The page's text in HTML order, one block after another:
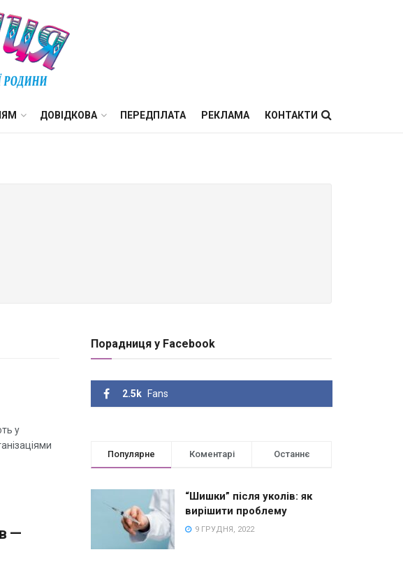
ДОВІДКОВА ПЕРЕДПЛАТА РЕКЛАМА КОНТАКТИ
у
—
Порадниця у Facebook
2.5k Fans
Популярне Коментарі Останнє
“Шишки” після уколів: як
вирішити проблему
9 ГРУДНЯ, 2022